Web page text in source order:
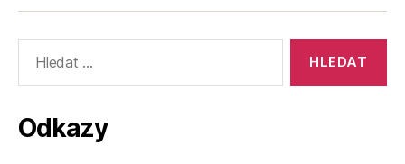
vyhledávání:
Odkazy